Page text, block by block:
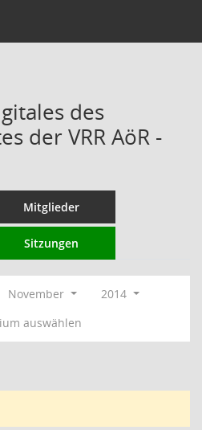
des
der VRR AöR -
Mitglieder
Sitzungen
November
2014
auswählen